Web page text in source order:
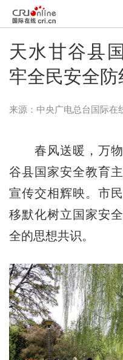
天水甘谷县
牢全民安全防
来源：中央广电总台国际在
春风送暖，万物
谷县国家安全教育
宣传交相辉映。市
移默化树立国家安
全的思想共识。